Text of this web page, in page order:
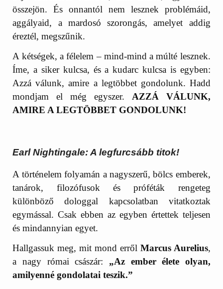
összejön. És onnantól nem lesznek problémáid,
aggályaid, a mardosó szorongás, amelyet addig
éreztél, megszűnik.
A kétségek, a félelem – mind-mind a múlté lesznek.
Íme, a siker kulcsa, és a kudarc kulcsa is egyben:
Azzá válunk, amire a legtöbbet gondolunk. Hadd
mondjam el még egyszer. AZZÁ VÁLUNK,
AMIRE A LEGTÖBBET GONDOLUNK!
Earl Nightingale: A legfurcsább titok!
A történelem folyamán a nagyszerű, bölcs emberek,
tanárok, filozófusok és próféták rengeteg
különböző dologgal kapcsolatban vitatkoztak
egymással. Csak ebben az egyben értettek teljesen
és mindannyian egyet.
Hallgassuk meg, mit mond erről Marcus Aurelius,
a nagy római császár: „Az ember élete olyan,
amilyenné gondolatai teszik.”